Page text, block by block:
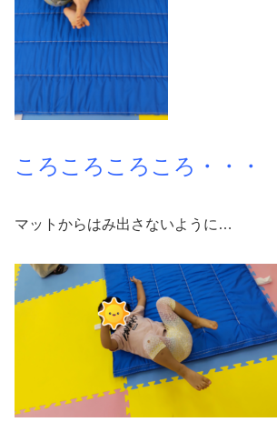
ころころころころ・・・
マットからはみ出さないように…